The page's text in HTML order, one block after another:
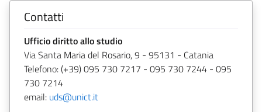
Contatti
Ufficio diritto allo studio
Via Santa Maria del Rosario, 9 - 95131 - Catania
Telefono: (+39) 095 730 7217 - 095 730 7244 - 095
730 7214
email: uds@unict.it